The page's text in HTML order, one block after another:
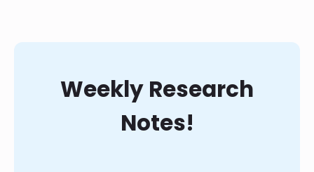
Weekly Research
Notes!